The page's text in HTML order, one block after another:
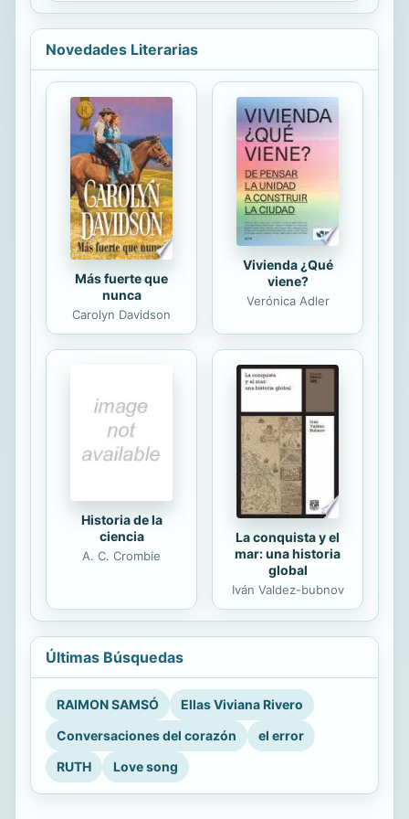
jinete de su destino. Una hora final
con el aniversario de su nacimiento y
así hacer más grande la leyenda: con
la muerte, una nueva historia
comienza. María reposa y una serie
de figuras queridas desfilan de
nuevo: Alex Berger, su hijo Quique,
Lara, Negrete; el canto de sirena
nunca escuchado de Hollywood, el
encanto de París; Paplo, su...
Novedades Literarias
Más fuerte que
nunca
Carolyn Davidson
Vivienda ¿Qué
viene?
Verónica Adler
Historia de la
ciencia
A. C. Crombie
La conquista y el
mar: una historia
global
Iván Valdez-bubnov
Últimas Búsquedas
RAIMON SAMSÓ
Ellas Viviana Rivero
Conversaciones del corazón
el error
RUTH
Love song